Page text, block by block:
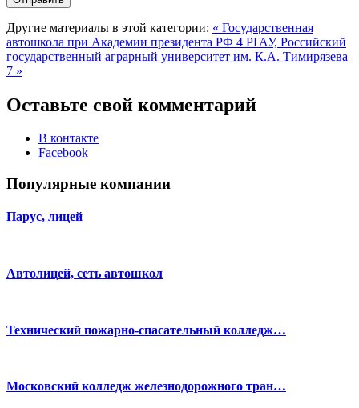
Другие материалы в этой категории: « Государственная
автошкола при Академии президента РФ 4 РГАУ, Российский
государственный аграрный университет им. К.А. Тимирязева
7 »
Оставьте свой комментарий
В контакте
Facebook
Популярные компании
Парус, лицей
Автолицей, сеть автошкол
Технический пожарно-спасательный колледж…
Московский колледж железнодорожного тран…